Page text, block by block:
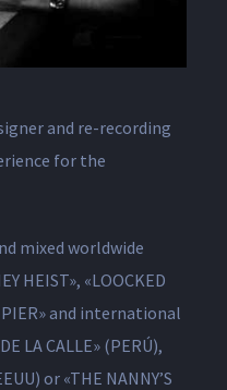
and re-recording
for the
mixed worldwide
HEIST», «LOOCKED
PIER» and international
LA CALLE» (PERÚ),
or «THE NANNY’S